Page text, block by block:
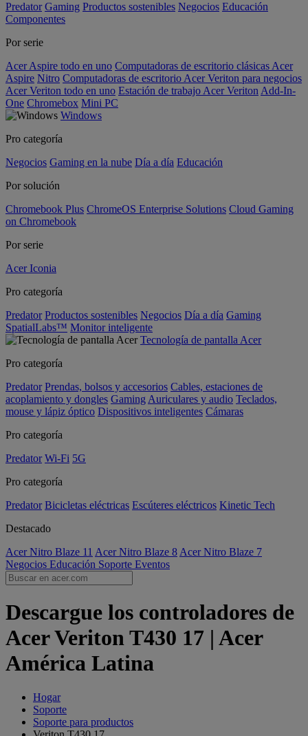
Predator Gaming Productos sostenibles Negocios Educación
Componentes
Por serie
Acer Aspire todo en uno Computadoras de escritorio clásicas Acer
Aspire Nitro Computadoras de escritorio Acer Veriton para negocios
Acer Veriton todo en uno Estación de trabajo Acer Veriton Add-In-
One Chromebox Mini PC
Windows
Pro categoría
Negocios Gaming en la nube Día a día Educación
Por solución
Chromebook Plus ChromeOS Enterprise Solutions Cloud Gaming
on Chromebook
Por serie
Acer Iconia
Pro categoría
Predator Productos sostenibles Negocios Día a día Gaming
SpatialLabs™ Monitor inteligente
Tecnología de pantalla Acer
Pro categoría
Predator Prendas, bolsos y accesorios Cables, estaciones de
acoplamiento y dongles Gaming Auriculares y audio Teclados,
mouse y lápiz óptico Dispositivos inteligentes Cámaras
Pro categoría
Predator Wi-Fi 5G
Pro categoría
Predator Bicicletas eléctricas Escúteres eléctricos Kinetic Tech
Destacado
Acer Nitro Blaze 11 Acer Nitro Blaze 8 Acer Nitro Blaze 7
Negocios Educación Soporte Eventos
Descargue los controladores de
Acer Veriton T430 17 | Acer
América Latina
Hogar
Soporte
Soporte para productos